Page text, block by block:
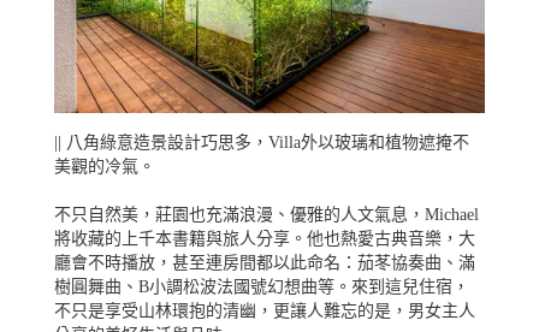
|| 八角綠意造景設計巧思多，Villa外以玻璃和植物遮掩不
美觀的冷氣。
不只自然美，莊園也充滿浪漫、優雅的人文氣息，Michael
將收藏的上千本書籍與旅人分享。他也熱愛古典音樂，大
廳會不時播放，甚至連房間都以此命名：茄苳協奏曲、滿
樹圓舞曲、B小調松波法國號幻想曲等。來到這兒住宿，
不只是享受山林環抱的清幽，更讓人難忘的是，男女主人